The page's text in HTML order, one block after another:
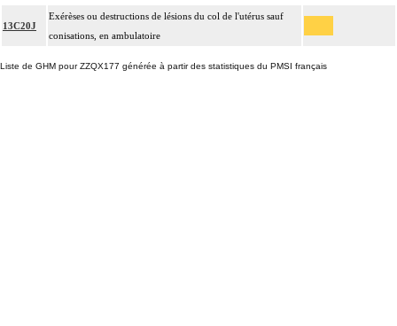
13C20J
Exérèses ou destructions de lésions du col de l'utérus sauf
conisations, en ambulatoire
Liste de GHM pour ZZQX177 générée à partir des statistiques du PMSI français